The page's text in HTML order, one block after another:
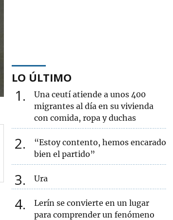
LO ÚLTIMO
1
Una ceutí atiende a unos 400
migrantes al día en su vivienda
con comida, ropa y duchas
2
“Estoy contento, hemos encarado
bien el partido”
3 Ura
4
Lerín se convierte en un lugar
para comprender un fenómeno